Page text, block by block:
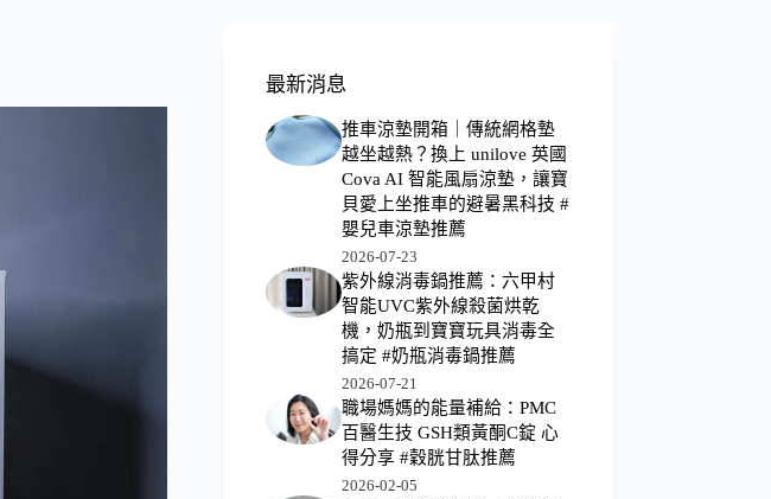
最新消息
推車涼墊開箱｜傳統網格墊
越坐越熱？換上 unilove 英國
Cova AI 智能風扇涼墊，讓寶
貝愛上坐推車的避暑黑科技 #
嬰兒車涼墊推薦
2026-07-23
紫外線消毒鍋推薦：六甲村
智能UVC紫外線殺菌烘乾
機，奶瓶到寶寶玩具消毒全
搞定 #奶瓶消毒鍋推薦
2026-07-21
職場媽媽的能量補給：PMC
百醫生技 GSH類黃酮C錠 心
得分享 #穀胱甘肽推薦
2026-02-05